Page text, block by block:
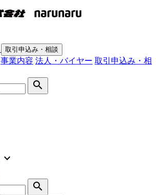
取引申込み・相談
事業内容 法人・バイヤー 取引申込み・相
search
expand_more
search